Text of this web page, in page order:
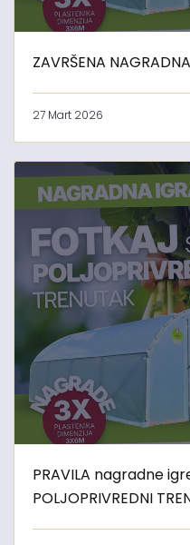
ZAVRŠENA
27 Mart 2026
PRAVILA nagradne
POLJOPRIVREDNI